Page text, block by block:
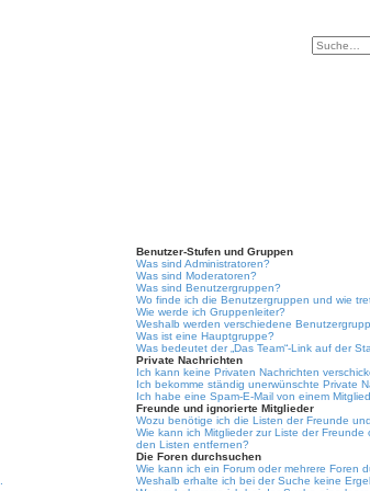
Benutzer-Stufen und Gruppen
Was sind Administratoren?
Was sind Moderatoren?
Was sind Benutzergruppen?
Wo finde ich die Benutzergruppen und wie
Wie werde ich Gruppenleiter?
Weshalb werden verschiedene
Was ist eine Hauptgruppe?
Was bedeutet der „Das Team“-Link auf der
Private Nachrichten
Ich kann keine Privaten Nachrichten
Ich bekomme ständig unerwünschte Private
Ich habe eine Spam-E-Mail von einem
Freunde und ignorierte Mitglieder
Wozu benötige ich die Listen der Freunde
Wie kann ich Mitglieder zur Liste der
den Listen entfernen?
Die Foren durchsuchen
Wie kann ich ein Forum oder mehrere Foren
Weshalb erhalte ich bei der Suche keine